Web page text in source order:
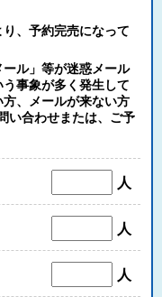
、予約完売になって
ル」等が迷惑メール
事象が多く発生して
、メールが来ない方
い合わせまたは、ご予
人
人
人